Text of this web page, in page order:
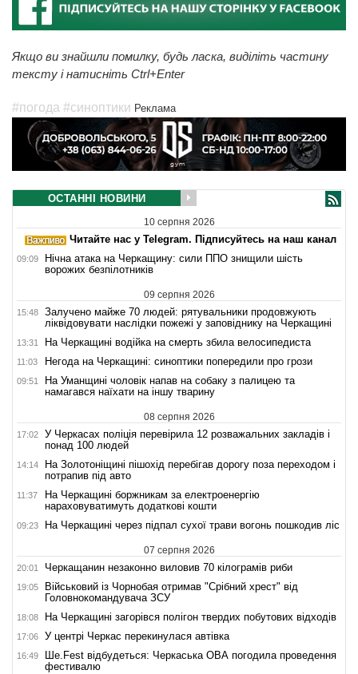
Якщо ви знайшли помилку, будь ласка, виділіть частину
тексту і натисніть Ctrl+Enter
#погода #синоптики Реклама
ОСТАННІ НОВИНИ
10 серпня 2026
Читайте нас у Telegram. Підписуйтесь на наш канал
09:09
Нічна атака на Черкащину: сили ППО знищили шість
ворожих безпілотників
09 серпня 2026
15:48
Залучено майже 70 людей: рятувальники продовжують
ліквідовувати наслідки пожежі у заповіднику на Черкащині
13:31 На Черкащині водійка на смерть збила велосипедиста
11:03 Негода на Черкащині: синоптики попередили про грози
09:51
На Уманщині чоловік напав на собаку з палицею та
намагався наїхати на іншу тварину
08 серпня 2026
17:02
У Черкасах поліція перевірила 12 розважальних закладів і
понад 100 людей
14:14
На Золотоніщині пішохід перебігав дорогу поза переходом і
потрапив під авто
11:37
На Черкащині боржникам за електроенергію
нараховуватимуть додаткові кошти
09:23 На Черкащині через підпал сухої трави вогонь пошкодив ліс
07 серпня 2026
20:01 Черкащанин незаконно виловив 70 кілограмів риби
19:05
Військовий із Чорнобая отримав "Срібний хрест" від
Головнокомандувача ЗСУ
18:08 На Черкащині загорівся полігон твердих побутових відходів
17:06 У центрі Черкас перекинулася автівка
16:49
Ше.Fest відбудеться: Черкаська ОВА погодила проведення
фестивалю